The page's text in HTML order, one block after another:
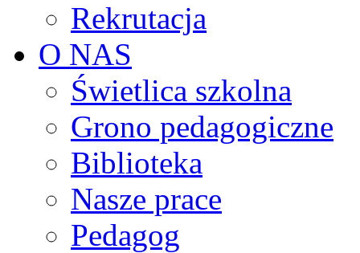
Rekrutacja
O NAS
Świetlica szkolna
Grono pedagogiczne
Biblioteka
Nasze prace
Pedagog